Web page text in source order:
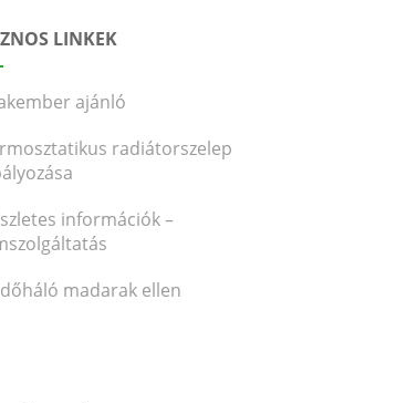
LINKEK
ajánló
radiátorszelep
információk –
madarak ellen